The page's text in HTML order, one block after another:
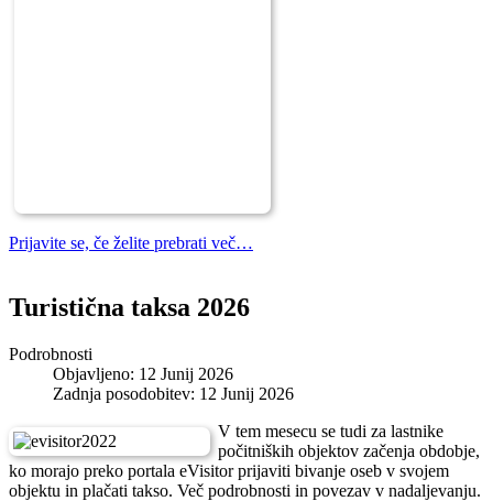
Prijavite se, če želite prebrati več…
Turistična taksa 2026
Podrobnosti
Objavljeno: 12 Junij 2026
Zadnja posodobitev: 12 Junij 2026
V tem mesecu se tudi za lastnike
počitniških objektov začenja obdobje,
ko morajo preko portala eVisitor prijaviti bivanje oseb v svojem
objektu in plačati takso. Več podrobnosti in povezav v nadaljevanju.